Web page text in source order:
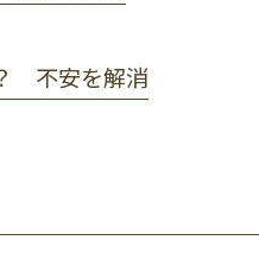
不安を解消